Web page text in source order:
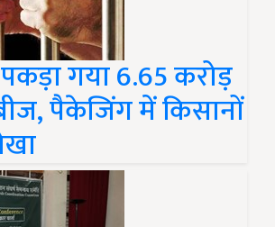
गया 6.65 करोड़
पैकेजिंग में किसानों